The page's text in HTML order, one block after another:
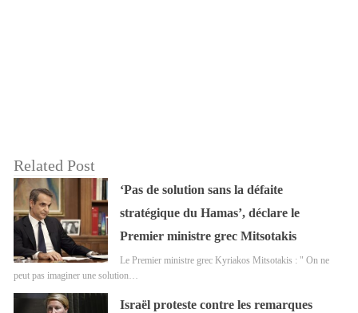
Related Post
‘Pas de solution sans la défaite
stratégique du Hamas’, déclare le
Premier ministre grec Mitsotakis
Le Premier ministre grec Kyriakos Mitsotakis : " On ne
peut pas imaginer une solution…
Israël proteste contre les remarques